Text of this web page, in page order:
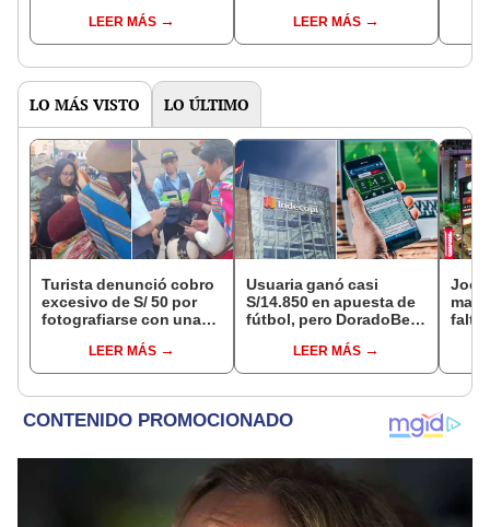
LEER MÁS
de mesa para este 4 de
octubre en el link oficial
LEER MÁS
LO MÁS VISTO LO ÚLTIMO
Turista denunció cobro
excesivo de S/ 50 por
fotografiarse con una
Serenazgo recuperó el
dinero
LEER MÁS
Usuaria ganó casi
S/14.850 en apuesta de
fútbol, pero DoradoBet
Indecopi multó a la
empresa con más de S/
LEER MÁS
falta